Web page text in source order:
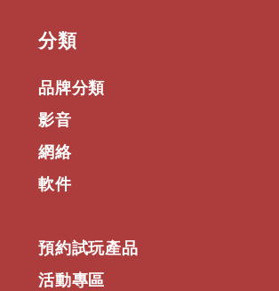
​分類
品牌分類
影音
網絡
軟件
預約試玩產品
活動專區